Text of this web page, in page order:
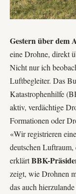
Gestern über dem
eine Drohne, direkt
Nicht nur ich
Luftbegleiter. Das
Katastrophenhilfe
aktiv, verdächtige
Formationen oder
«Wir registrieren
deutschen Luftraum,
erklärtBBK-
zeigt, wie Drohnen
das auch